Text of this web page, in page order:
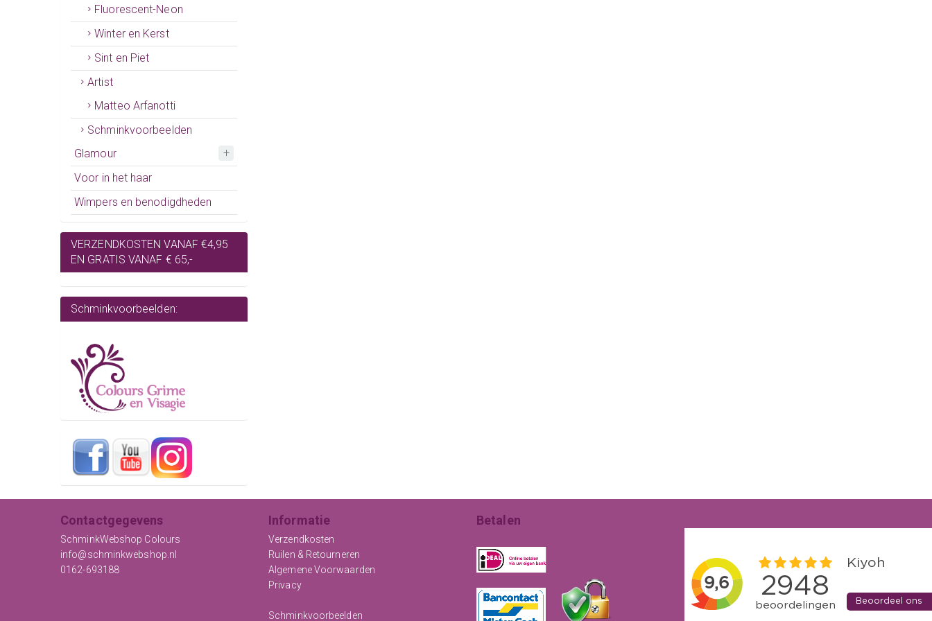
Fluorescent-Neon
Winter en Kerst
Sint en Piet
Artist
Matteo Arfanotti
Schminkvoorbeelden
Glamour
Voor in het haar
Wimpers en benodigdheden
VERZENDKOSTEN VANAF €4,95
EN GRATIS VANAF € 65,-
Schminkvoorbeelden:
Contactgegevens
SchminkWebshop Colours
info@schminkwebshop.nl
0162-693188
Informatie
Verzendkosten
Ruilen & Retourneren
Algemene Voorwaarden
Privacy
Schminkvoorbeelden
Betalen